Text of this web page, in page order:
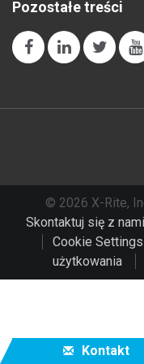
Pozostałe treści
© 2026 X-Rite,
Skontaktuj się z nami
Cookie Settings
użytkowania
Kontakt